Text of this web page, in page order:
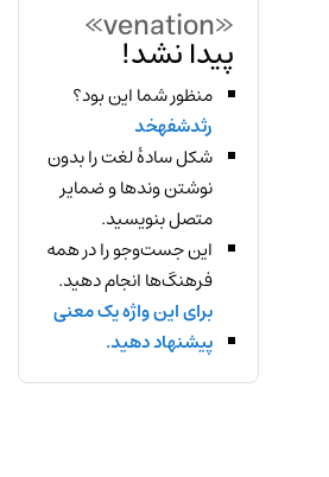
«venation»
پیدا نشد!
منظور شما این بود؟
رثدشفهخد
شکل سادهٔ لغت را بدون
نوشتن وندها و ضمایر
متصل بنویسید.
این جست‌وجو را در همه
فرهنگ‌ها انجام دهید.
برای این واژه یک معنی
پیشنهاد دهید.